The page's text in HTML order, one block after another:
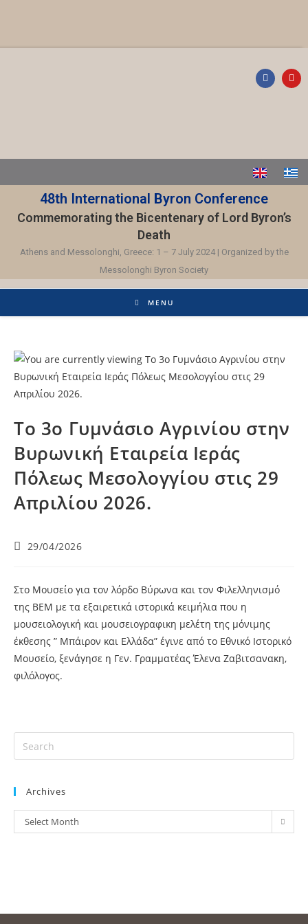
48th International Byron Conference
Commemorating the Bicentenary of Lord Byron’s
Death
Athens and Messolonghi, Greece: 1 – 7 July 2024 | Organized by the
Messolonghi Byron Society
MENU
Το 3ο Γυμνάσιο Αγρινίου στην
Βυρωνική Εταιρεία Ιεράς
Πόλεως Μεσολογγίου στις 29
Απριλίου 2026.
29/04/2026
Στο Μουσείο για τον λόρδο Βύρωνα και τον Φιλελληνισμό
της ΒΕΜ με τα εξαιρετικά ιστορικά κειμήλια που η
μουσειολογική και μουσειογραφικη μελέτη της μόνιμης
έκθεσης ” Μπάιρον και Ελλάδα” έγινε από το Εθνικό Ιστορικό
Μουσείο, ξενάγησε η Γεν. Γραμματέας Έλενα Ζαβιτσανακη,
φιλόλογος.
Archives
Select Month